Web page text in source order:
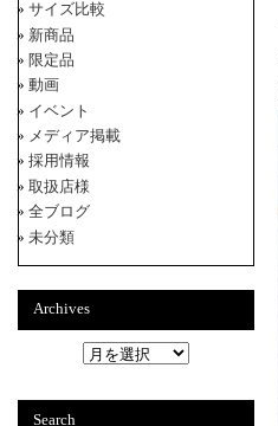
サイズ比較
新商品
限定品
動画
イベント
メディア掲載
採用情報
取扱店様
全ブログ
未分類
Archives
h
Search